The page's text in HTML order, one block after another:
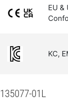
EU &
KC,
135077-01L